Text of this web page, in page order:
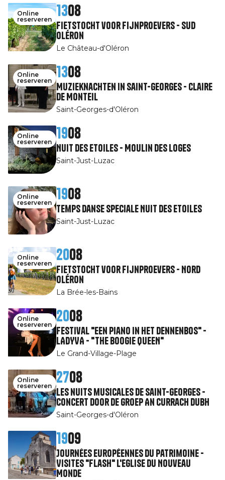
Online
reserveren
1308
Fietstocht voor fijnproevers - Sud
Oléron
Le Château-d'Oléron
Online
reserveren
1308
Muzieknachten in Saint-Georges - Claire
de Monteil
Saint-Georges-d'Oléron
Online
reserveren
1908
Nuit des Etoiles - Moulin des Loges
Saint-Just-Luzac
Online
reserveren
1908
Temps Danse speciale Nuit des Etoiles
Saint-Just-Luzac
Online
reserveren
2008
Fietstocht voor fijnproevers - Nord
Oléron
La Brée-les-Bains
Online
reserveren
2008
Festival "Een piano in het dennenbos" -
LADYVA - "THE BOOGIE QUEEN"
Le Grand-Village-Plage
Online
reserveren
2708
Les nuits musicales de Saint-Georges -
Concert door de groep An Currach Dubh
Saint-Georges-d'Oléron
1909
Journées Européennes du Patrimoine -
Visites "Flash" l'Eglise du Nouveau
Monde